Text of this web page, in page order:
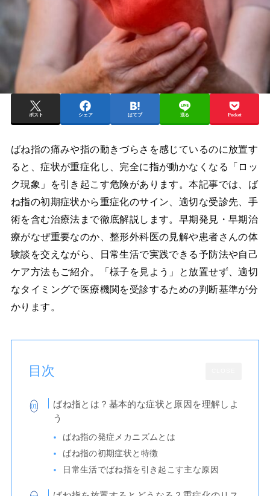
ポスト シェア はてブ 送る Pocket
ばね指の痛みや指の動きづらさを感じているのに放置す
ると、症状が重症化し、完全に指が動かなくなる「ロッ
ク現象」を引き起こす危険があります。本記事では、ば
ね指の初期症状から重症化のサイン、適切な受診先、手
術を含む治療法まで徹底解説します。早期発見・早期治
療がなぜ重要なのか、整形外科医の見解や患者さんの体
験談を交えながら、日常生活で実践できる予防法や自己
ケア方法もご紹介。「様子を見よう」と放置せず、適切
なタイミングで医療機関を受診するための判断基準が分
かります。
目次
ばね指とは？基本的な症状と原因を理解しよ
う
ばね指の発症メカニズムとは
ばね指の初期症状と特徴
日常生活でばね指を引き起こす主な原因